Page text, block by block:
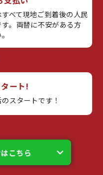
べて現地ご到着後の人民
。両替に不安がある方
ート!
スタートです！
こちら